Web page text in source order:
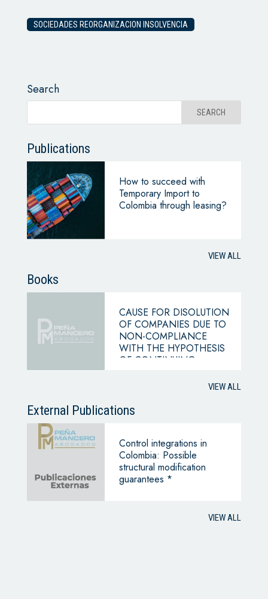
SOCIEDADES REORGANIZACION INSOLVENCIA
Search
Publications
How to succeed with
Temporary Import to
Colombia through leasing?
VIEW ALL
Books
CAUSE FOR DISOLUTION
OF COMPANIES DUE TO
NON-COMPLIANCE
WITH THE HYPOTHESIS
OF CONTINUING
VIEW ALL
External Publications
Control integrations in
Colombia: Possible
structural modification
guarantees *
VIEW ALL